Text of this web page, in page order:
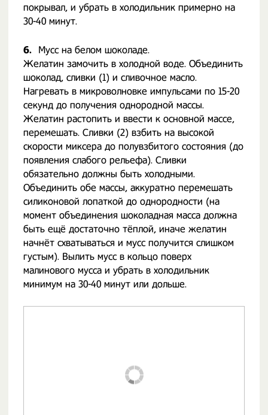
покрывал, и убрать в холодильник примерно на
30-40 минут.
6.
Мусс на белом шоколаде.
Желатин замочить в холодной воде. Объединить
шоколад, сливки (1) и сливочное масло.
Нагревать в микроволновке импульсами по 15-20
секунд до получения однородной массы.
Желатин растопить и ввести к основной массе,
перемешать. Сливки (2) взбить на высокой
скорости миксера до полувзбитого состояния (до
появления слабого рельефа). Сливки
обязательно должны быть холодными.
Объединить обе массы, аккуратно перемешать
силиконовой лопаткой до однородности (на
момент объединения шоколадная масса должна
быть ещё достаточно тёплой, иначе желатин
начнёт схватываться и мусс получится слишком
густым). Вылить мусс в кольцо поверх
малинового мусса и убрать в холодильник
минимум на 30-40 минут или дольше.